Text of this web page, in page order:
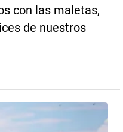
con las maletas,
de nuestros